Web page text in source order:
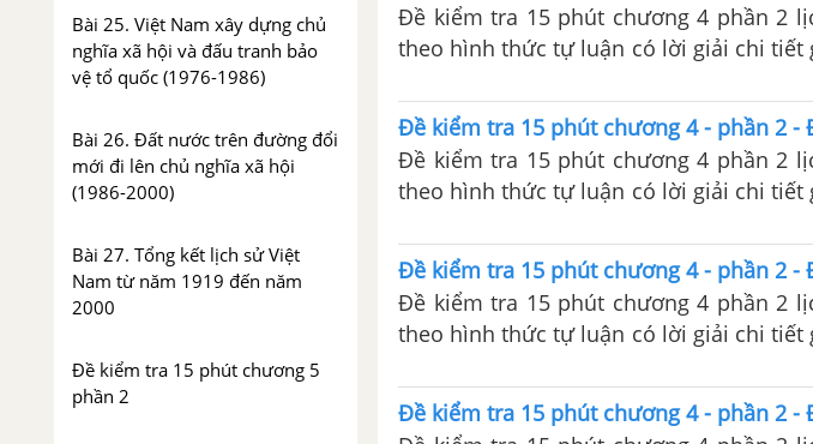
Bài 25. Việt Nam xây dựng chủ
nghĩa xã hội và đấu tranh bảo
vệ tổ quốc (1976-1986)
Bài 26. Đất nước trên đường đổi
mới đi lên chủ nghĩa xã hội
(1986-2000)
Bài 27. Tổng kết lịch sử Việt
Nam từ năm 1919 đến năm
2000
Đề kiểm tra 15 phút chương 5
phần 2
Đề kiểm tra 15 phút chương 4 phần 2
theo hình thức tự luận có lời giải chi tiết
Đề kiểm tra 15 phút chương 4 - phần 2 -
Đề kiểm tra 15 phút chương 4 phần 2
theo hình thức tự luận có lời giải chi tiết
Đề kiểm tra 15 phút chương 4 - phần 2 -
Đề kiểm tra 15 phút chương 4 phần 2
theo hình thức tự luận có lời giải chi tiết
Đề kiểm tra 15 phút chương 4 - phần 2 -